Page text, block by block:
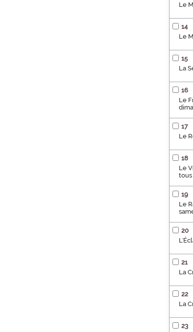
Le
14
Le
15
La
16
Le
17
Le
18
Le
tous
19
Le
20
21
La
22
La
23